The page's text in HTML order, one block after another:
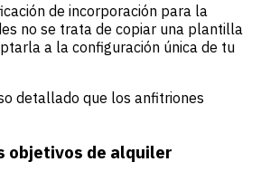
de incorporación para la
no se trata de copiar una plantilla
a la configuración única de tu
detallado que los anfitriones
objetivos de alquiler